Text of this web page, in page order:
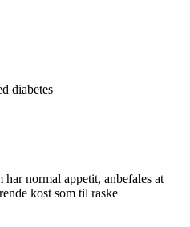
diabetes
normal appetit, anbefales at
kost som til raske